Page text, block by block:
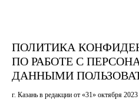
ПОЛИТИКА
ПО РАБОТЕ С
ДАННЫМИ
г. Казань в редакции от «31» октября 2023